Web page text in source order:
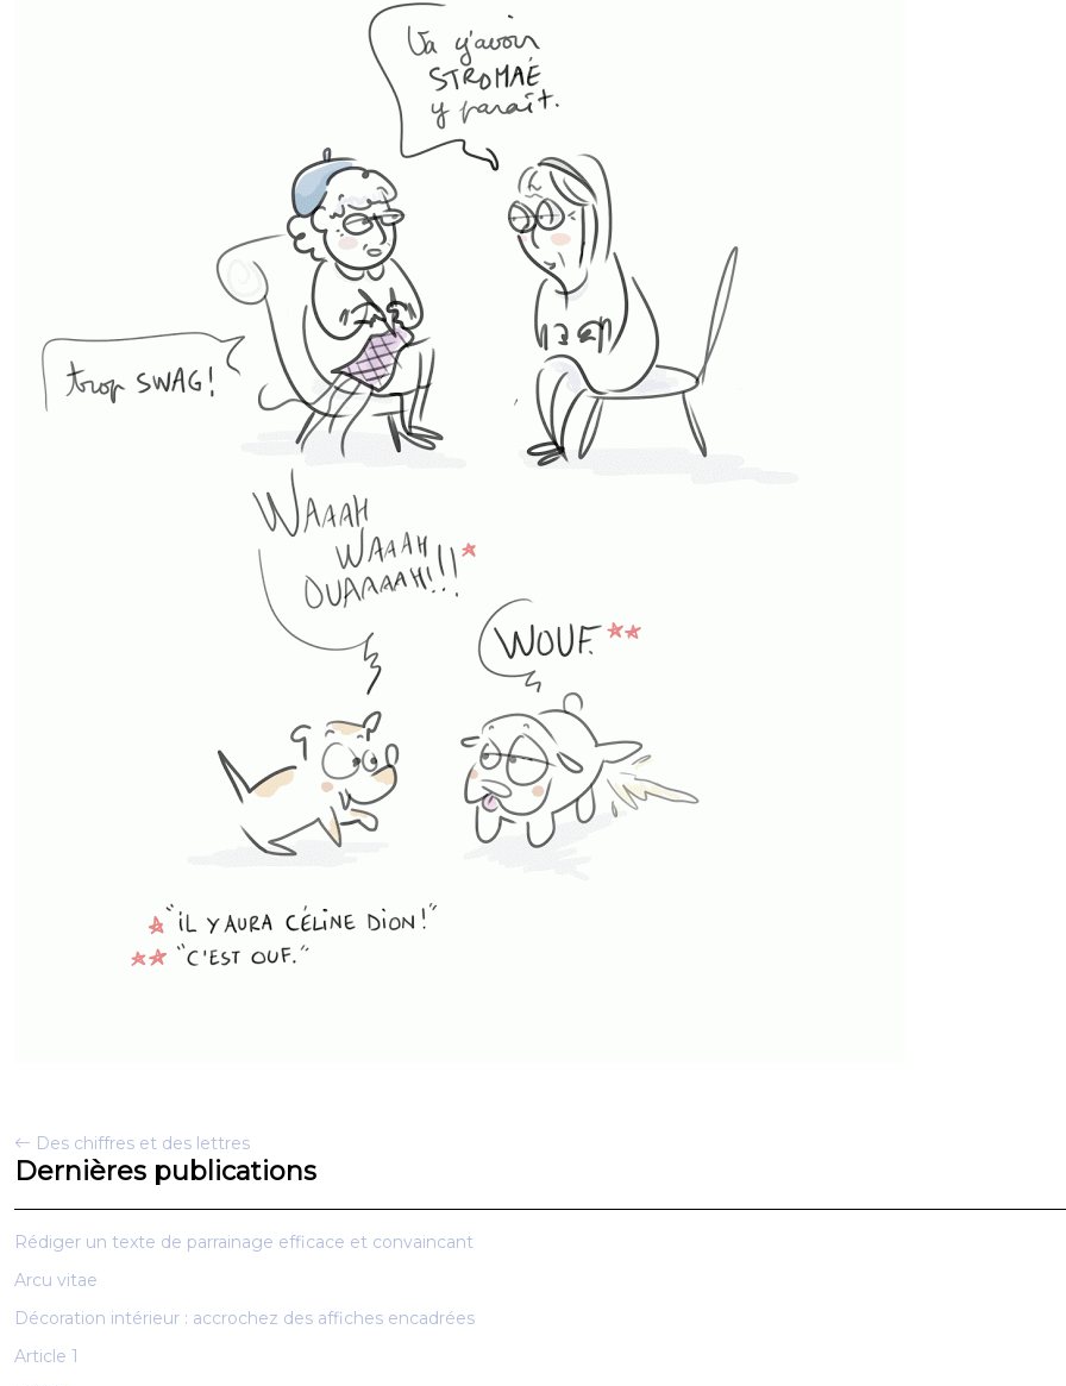
Des chiffres et des lettres
Dernières publications
Rédiger un texte de parrainage efficace et convaincant
Arcu vitae
Décoration intérieur : accrochez des affiches encadrées
Article 1